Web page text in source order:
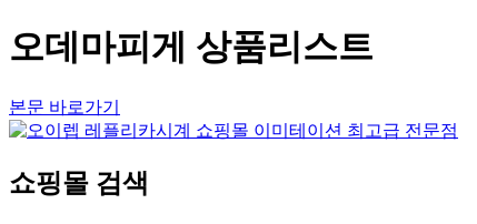
오데마피게 상품리스트
본문 바로가기
쇼핑몰 검색